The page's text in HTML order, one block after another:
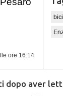
ore 16:14
dopo aver